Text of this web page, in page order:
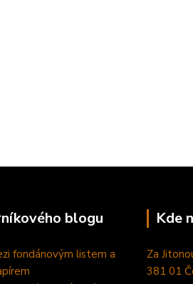
blogu
fondánovým listem a
Kde
Za
381 01